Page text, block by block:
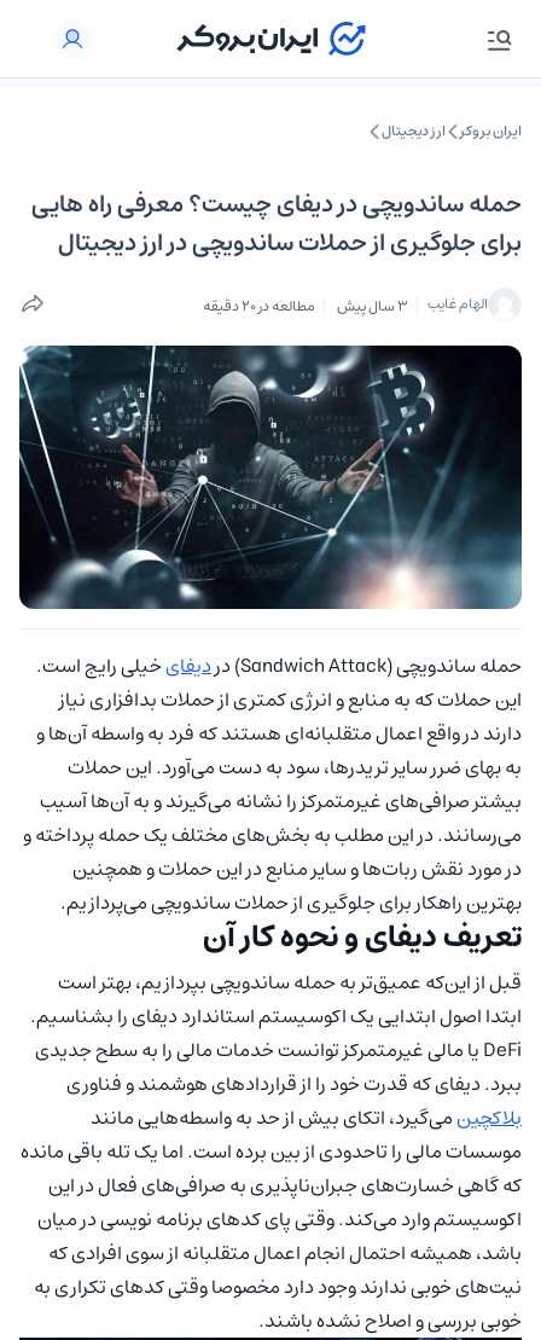
ایران بروکر ارز دیجیتال
حمله ساندویچی در دیفای چیست؟ معرفی راه هایی
برای جلوگیری از حملات ساندویچی در ارز دیجیتال
الهام غایب 3 سال پیش مطالعه در 20 دقیقه
حمله ساندویچی (Sandwich Attack) در دیفایخیلی رایج است.
این حملات که به منابع و انرژی کمتری از حملات بدافزاری نیاز
دارند در واقع اعمال متقلبانه‌ای هستند که فرد به واسطه آن‌ها و
به بهای ضرر سایر تریدرها، سود به دست می‌آورد. این حملات
بیشتر صرافی‌های غیرمتمرکز را نشانه می‌گیرند و به آن‌ها آسیب
می‌رسانند. در این مطلب به بخش‌های مختلف یک حمله پرداخته و
در مورد نقش ربات‌ها و سایر منابع در این حملات و همچنین
بهترین راهکار برای جلوگیری از حملات ساندویچی می‌پردازیم.
تعریف دیفای و نحوه کار آن
قبل از این‌که عمیق‌تر به حمله ساندویچی بپردازیم، بهتر است
ابتدا اصول ابتدایی یک اکوسیستم استاندارد دیفای را بشناسیم.
DeFi یا مالی غیرمتمرکز توانست خدمات مالی را به سطح جدیدی
ببرد. دیفای که قدرت خود را از قراردادهای هوشمند و فناوری
بلاکچینمی‌گیرد، اتکای بیش از حد به واسطه‌هایی مانند
موسسات مالی را تاحدودی از بین برده است. اما یک تله باقی مانده
که گاهی خسارت‌های جبران‌ناپذیری به صرافی‌های فعال در این
اکوسیستم وارد می‌کند. وقتی پای کدهای برنامه نویسی در میان
باشد، همیشه احتمال انجام اعمال متقلبانه از سوی افرادی که
نیت‌های خوبی ندارند وجود دارد مخصوصا وقتی کدهای تکراری به
خوبی بررسی و اصلاح نشده باشند.